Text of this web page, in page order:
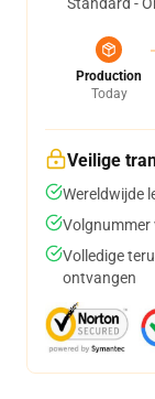
Production
Today
Veilige
Wereldwijde
Volgnummer
Volledige
ontvangen